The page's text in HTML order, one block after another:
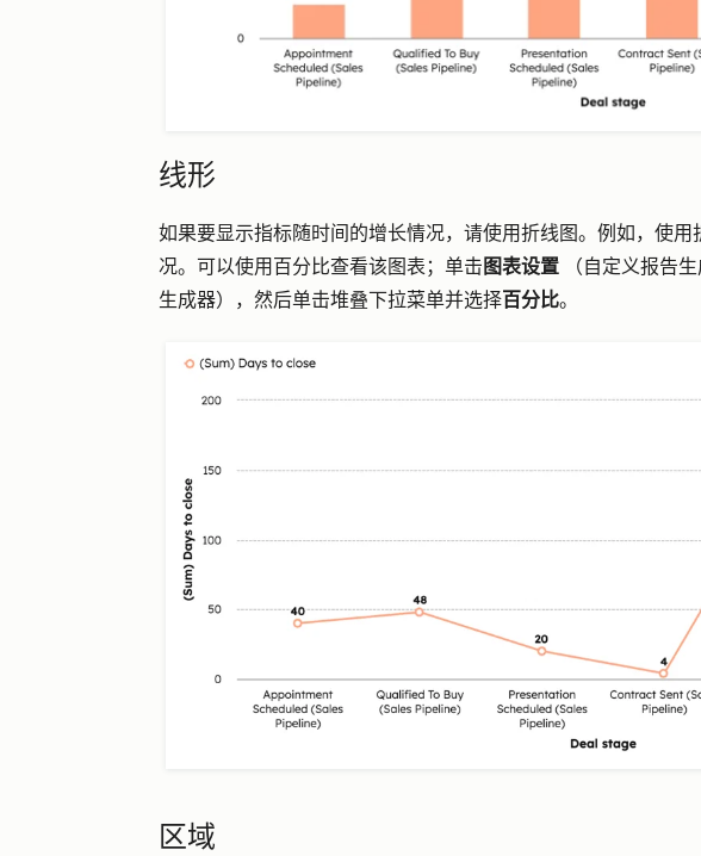
线形
如果要显示指标随时间的增长情况，请使用折线图。例如，使
况。可以使用百分比查看该图表；单击 图表设置 （自定义报告
生成器），然后单击堆叠下拉菜单并选择百分比。
区域